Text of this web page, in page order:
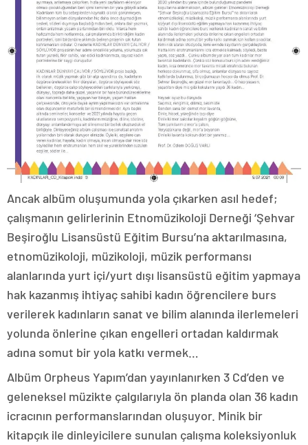
Ancak albüm oluşumunda yola çıkarken asıl hedef;
çalışmanın gelirlerinin Etnomüzikoloji Derneği ‘Şehvar
Beşiroğlu Lisansüstü Eğitim Bursu’na aktarılmasına,
etnomüzikoloji, müzikoloji, müzik performansı
alanlarında yurt içi/yurt dışı lisansüstü eğitim yapmaya
hak kazanmış ihtiyaç sahibi kadın öğrencilere burs
verilerek kadınların sanat ve bilim alanında ilerlemeleri
yolunda önlerine çıkan engelleri ortadan kaldırmak
adına somut bir yola katkı vermek…
Albüm Orpheus Yapım’dan yayınlanırken 3 Cd’den ve
geleneksel müzikte çalgılarıyla ön planda olan 36 kadın
icracının performanslarından oluşuyor. Minik bir
kitapçık ile dinleyicilere sunulan çalışma koleksiyonluk